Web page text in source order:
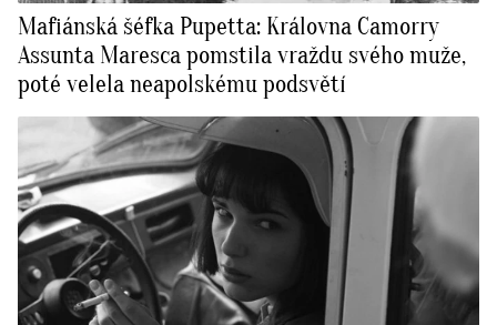
Mafiánská šéfka Pupetta: Královna Camorry
Assunta Maresca pomstila vraždu svého muže,
poté velela neapolskému podsvětí